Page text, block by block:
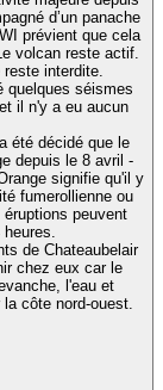
d’un panache
prévient que cela
volcan reste actif.
interdite.
quelques séismes
il n'y a eu aucun
été décidé que le
depuis le 8 avril -
signifie qu'il y
fumerollienne ou
peuvent
de Chateaubelair
chez eux car le
l'eau et
côte nord-ouest.